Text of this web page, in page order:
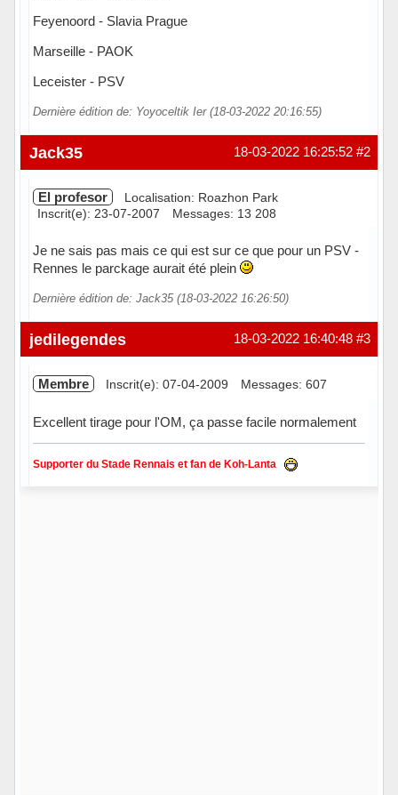
Feyenoord - Slavia Prague
Marseille - PAOK
Leceister - PSV
Dernière édition de: Yoyoceltik Ier (18-03-2022 20:16:55)
#2
18-03-2022 16:25:52
Jack35
El profesor
Localisation: Roazhon Park
Inscrit(e): 23-07-2007
Messages: 13 208
Je ne sais pas mais ce qui est sur ce que pour un PSV -
Rennes le parckage aurait été plein
Dernière édition de: Jack35 (18-03-2022 16:26:50)
Hors ligne #3
18-03-2022 16:40:48
jedilegendes
Membre Inscrit(e): 07-04-2009 Messages: 607
Excellent tirage pour l'OM, ça passe facile normalement
Supporter du Stade Rennais et fan de Koh-Lanta